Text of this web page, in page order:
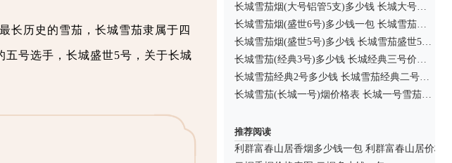
长历史的雪茄，长城雪茄隶属于四
号选手，长城盛世5号，关于长城
长城雪茄烟(大号铝管5支)多少钱 长城大号铝管5支雪茄价格200元/包
长城雪茄烟(盛世6号)多少钱一包 长城雪茄烟价格80元/包
长城雪茄烟(盛世5号)多少钱 长城雪茄盛世5号价格72元/盒
长城雪茄(经典3号)多少钱 长城经典三号价格248元/盒
长城雪茄经典2号多少钱 长城雪茄经典二号价格325元/盒
长城雪茄(长城一号)烟价格表 长城一号雪茄价格200元/盒
推荐阅读
利群富春山居香烟多少钱一包 利群富春山居价格